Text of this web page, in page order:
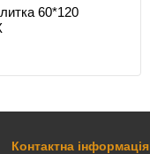
60*120
Контактна інформація